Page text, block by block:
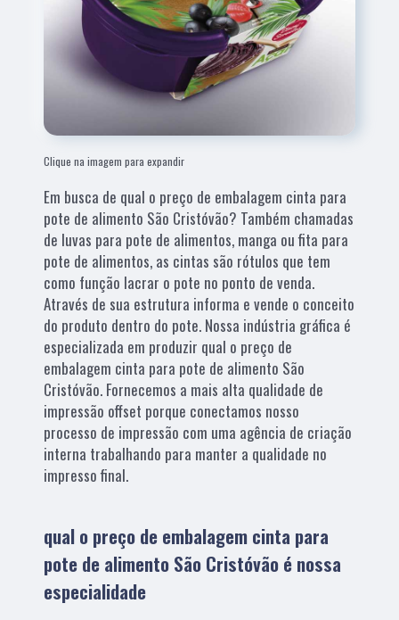
Clique na imagem para expandir
Em busca de qual o preço de embalagem cinta para
pote de alimento São Cristóvão? Também chamadas
de luvas para pote de alimentos, manga ou fita para
pote de alimentos, as cintas são rótulos que tem
como função lacrar o pote no ponto de venda.
Através de sua estrutura informa e vende o conceito
do produto dentro do pote. Nossa indústria gráfica é
especializada em produzir qual o preço de
embalagem cinta para pote de alimento São
Cristóvão. Fornecemos a mais alta qualidade de
impressão offset porque conectamos nosso
processo de impressão com uma agência de criação
interna trabalhando para manter a qualidade no
impresso final.
qual o preço de embalagem cinta para
pote de alimento São Cristóvão é nossa
especialidade